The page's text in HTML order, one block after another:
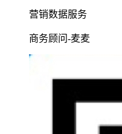
营销数据服务
商务顾问-麦麦